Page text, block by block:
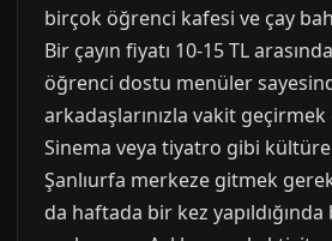
birçok öğrenci kafesi ve çay
Bir çayın fiyatı 10-15 TL
öğrenci dostu menüler
arkadaşlarınızla vakit geçirmek
Sinema veya tiyatro gibi
Şanlıurfa merkeze gitmek
da haftada bir kez